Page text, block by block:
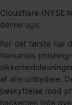
Cloudflare
denne uge.
For det første har
flerkanals
af alle udbydere.
beskyttelse mod
hackernes liste